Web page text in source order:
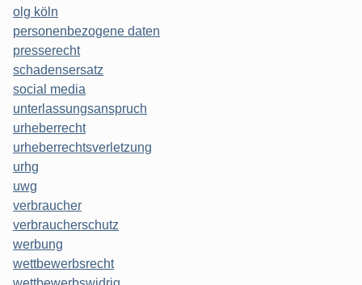
olg köln
personenbezogene daten
presserecht
schadensersatz
social media
unterlassungsanspruch
urheberrecht
urheberrechtsverletzung
urhg
uwg
verbraucher
verbraucherschutz
werbung
wettbewerbsrecht